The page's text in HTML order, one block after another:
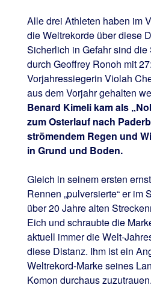
Alle drei Athleten haben im
die Weltrekorde über diese
Sicherlich in Gefahr sind
durch Geoffrey Ronoh mit
Vorjahressiegerin Violah
aus dem Vorjahr gehalten
Benard Kimeli kam als
zum Osterlauf nach
strömendem Regen und
in Grund und Boden.
Gleich in seinem ersten
Rennen „pulversierte“ er im
über 20 Jahre alten
Eich und schraubte die
aktuell immer die Welt-
diese Distanz. Ihm ist ein
Weltrekord-Marke seines
Komon durchaus zuzutrauen.